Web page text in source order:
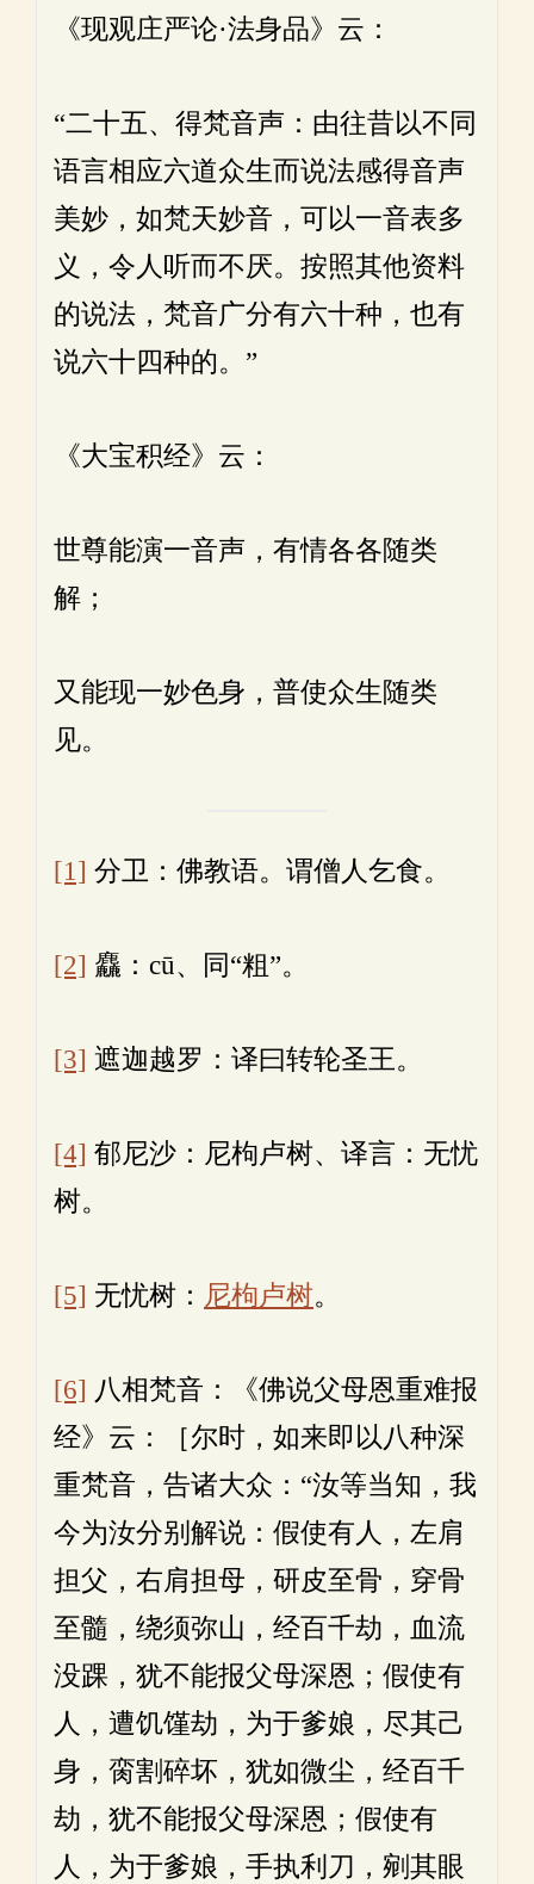
《现观庄严论·法身品》云：
“二十五、得梵音声：由往昔以不同
语言相应六道众生而说法感得音声
美妙，如梵天妙音，可以一音表多
义，令人听而不厌。按照其他资料
的说法，梵音广分有六十种，也有
说六十四种的。”
《大宝积经》云：
世尊能演一音声，有情各各随类
解；
又能现一妙色身，普使众生随类
见。
[1] 分卫：佛教语。谓僧人乞食。
[2] 麤：cū、同“粗”。
[3] 遮迦越罗：译曰转轮圣王。
[4] 郁尼沙：尼枸卢树、译言：无忧
树。
[5] 无忧树： 尼枸卢树。
[6] 八相梵音：《佛说父母恩重难报
经》云：［尔时，如来即以八种深
重梵音，告诸大众：“汝等当知，我
今为汝分别解说：假使有人，左肩
担父，右肩担母，研皮至骨，穿骨
至髓，绕须弥山，经百千劫，血流
没踝，犹不能报父母深恩；假使有
人，遭饥馑劫，为于爹娘，尽其己
身，脔割碎坏，犹如微尘，经百千
劫，犹不能报父母深恩；假使有
人，为于爹娘，手执利刀，剜其眼